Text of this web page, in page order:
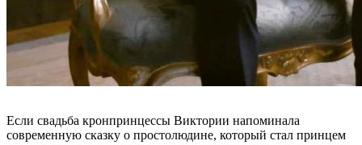
Если свадьба кронпринцессы Виктории напоминала
современную сказку о простолюдине, который стал принцем